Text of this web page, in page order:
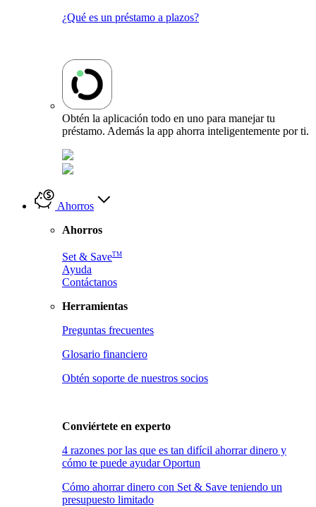
¿Qué es un préstamo a plazos?
Obtén la aplicación todo en uno para manejar tu
préstamo. Además la app ahorra inteligentemente por ti.
Ahorros
Ahorros
Set & SaveTM
Ayuda
Contáctanos
Herramientas
Preguntas frecuentes
Glosario financiero
Obtén soporte de nuestros socios
Conviértete en experto
4 razones por las que es tan difícil ahorrar dinero y
cómo te puede ayudar Oportun
Cómo ahorrar dinero con Set & Save teniendo un
presupuesto limitado